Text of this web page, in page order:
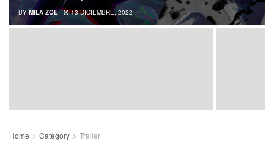
BY MILA ZOE 13 DICIEMBRE, 2022
Home Category Trailer